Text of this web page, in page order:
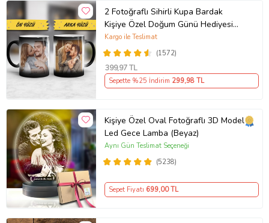
2 Fotoğraflı Sihirli Kupa Bardak
Kişiye Özel Doğum Günü Hediyesi
Sevgiliye Hediye Anneye Babaya
Ablaya Abiye Kız Erkek Kardeşe
Arkadaşa Resimli Günü Yıl Dönümü
Hediyesi
(1572)
Kargo ile Teslimat
399,97 TL
Sepette %25 İndirim 299,98 TL
Kişiye Özel Oval Fotoğraflı 3D Model
Led Gece Lamba (Beyaz)
(5238)
Aynı Gün Teslimat Seçeneği
Sepet Fiyatı 699,00 TL